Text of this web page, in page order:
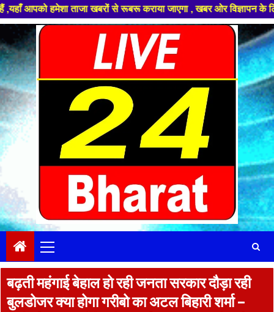
ताजा खबरों से रूबरू कराया जाएगा , खबर ओर विज्ञापन के लिए संपर्क
Skip
to
content
Menu
बढ़ती महंगाई बेहाल हो रही जनता सरकार दौड़ा रही
बुलडोजर क्या होगा गरीबो का अटल बिहारी शर्मा –